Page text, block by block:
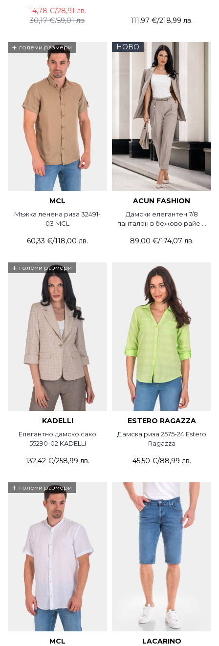
30,17 €/59,01 лв.
14,78 €/28,91 лв.
111,97 €/218,99 лв.
+ големи размери
MCL
Мъжка ленена риза 32491-
03 MCL
60,33 €/118,00 лв.
НОВО
ACUN FASHION
Дамски елегантен 7/8
панталон в бежово райе с
89,00 €/174,07 лв.
+ големи размери
KADELLI
Елегантно дамско сако
55290-02 KADELLI
132,42 €/258,99 лв.
ESTERO RAGAZZA
Дамска риза 2575-24 Estero
Ragazza
45,50 €/88,99 лв.
+ големи размери
MCL LACARINO